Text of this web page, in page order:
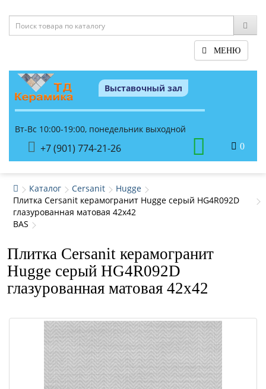
МЕНЮ
Выставочный зал
Вт-Вс 10:00-19:00, понедельник выходной
+7 (901) 774-21-26 0
Каталог Cersanit
Hugge
Плитка Cersanit керамогранит Hugge серый HG4R092D
глазурованная матовая 42x42
BAS
Плитка Cersanit керамогранит
Hugge серый HG4R092D
глазурованная матовая 42x42